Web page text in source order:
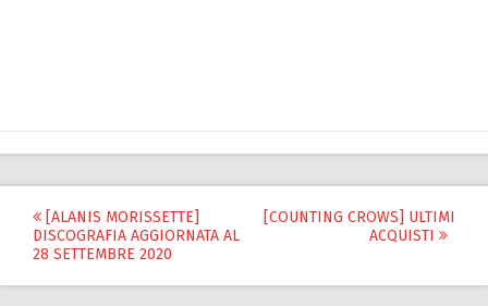
Post
navigation
[ALANIS MORISSETTE]
DISCOGRAFIA AGGIORNATA AL
28 SETTEMBRE 2020
[COUNTING CROWS] ULTIMI
ACQUISTI